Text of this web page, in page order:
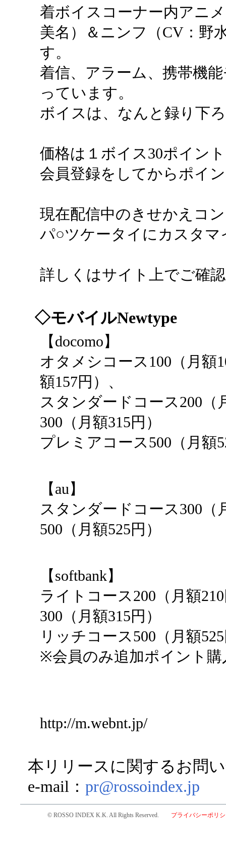
着ボイスコーナー内アニ
美名）＆ニンフ（CV：野
す。
着信、アラーム、携帯機
っています。
ボイスは、なんと録り下
価格は１ボイス30ポイン
会員登録をしてからポイ
現在配信中のきせかえコ
パ○ツケータイにカスタ
詳しくはサイト上でご確
◇モバイルNewtype
【docomo】
オタメシコース100（月額
額157円）、
スタンダードコース200（
300（月額315円）
プレミアコース500（月額
【au】
スタンダードコース300（
500（月額525円）
【softbank】
ライトコース200（月額
300（月額315円）
リッチコース500（月額
※会員のみ追加ポイント購
http://m.webnt.jp/
本リリースに関するお問
e-mail： pr@rossoindex.jp